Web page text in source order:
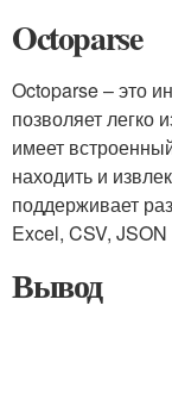
Octoparse
Octoparse – это
позволяет легко
имеет
находить и
поддерживает
Excel, CSV, JSON
Вывод